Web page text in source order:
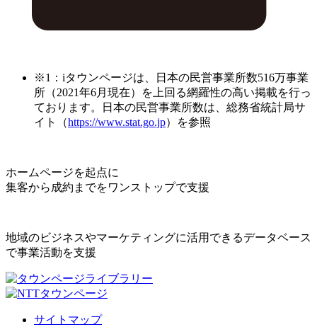
※1：iタウンページは、日本の民営事業所数516万事業
所（2021年6月現在）を上回る網羅性の高い掲載を行っ
ております。日本の民営事業所数は、総務省統計局サ
イト（https://www.stat.go.jp）を参照
ホームページを起点に
集客から成約までをワンストップで支援
地域のビジネスやマーケティングに活用できるデータベース
で事業活動を支援
サイトマップ